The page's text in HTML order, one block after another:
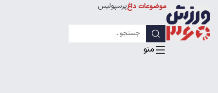
موضوعات داغپرسپولیس
لیگ قهرمانان